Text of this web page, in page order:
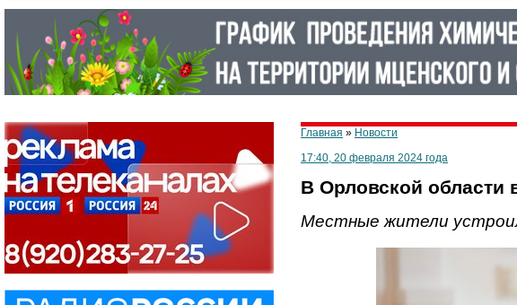
Главная » Новости
17:40, 20 февраля 2024 года
В Орловской области
Местные жители